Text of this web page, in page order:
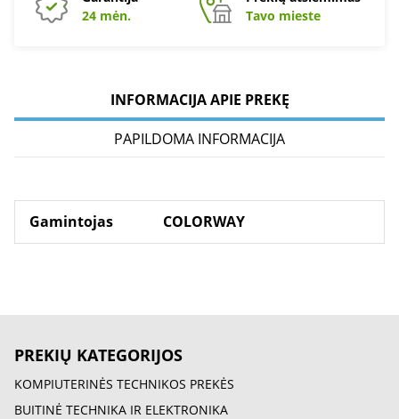
24 mėn.
Tavo mieste
INFORMACIJA APIE PREKĘ
PAPILDOMA INFORMACIJA
Gamintojas COLORWAY
PREKIŲ KATEGORIJOS
KOMPIUTERINĖS TECHNIKOS PREKĖS
BUITINĖ TECHNIKA IR ELEKTRONIKA